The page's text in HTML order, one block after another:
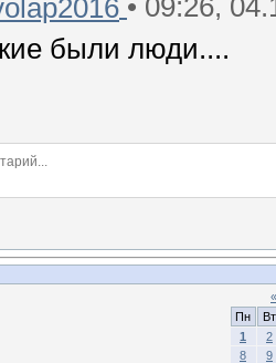
• 09:26,
были люди....
«
Пн
Вт
1
2
8
9